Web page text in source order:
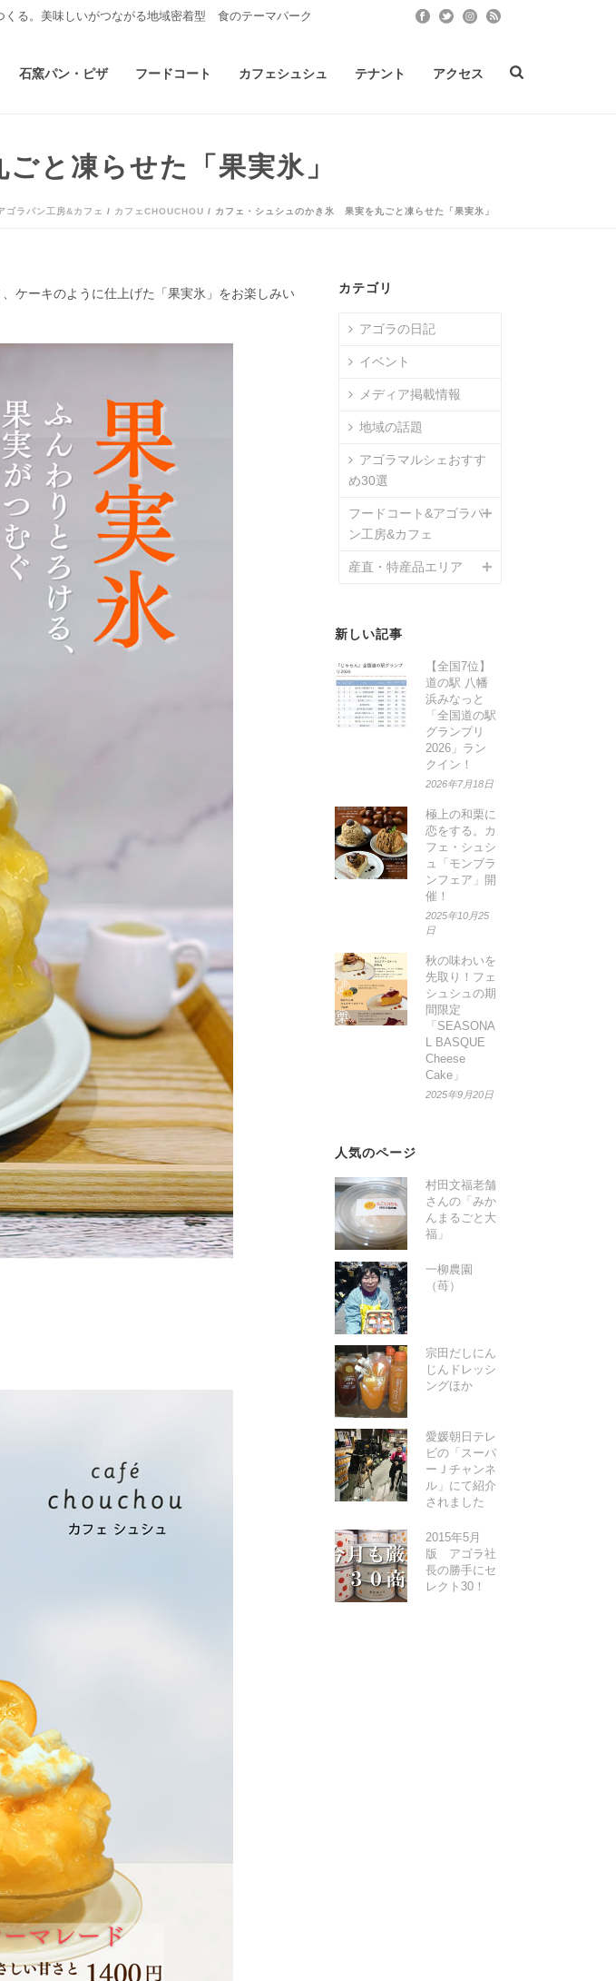
る。美味しいがつながる地域密着型 食のテーマパーク
石窯パン・ピザ フードコート カフェシュシュ テナント アクセス
と凍らせた「果実氷」
ゴラパン工房&カフェ / カフェCHOUCHOU / カフェ・シュシュのかき氷 果実を丸ごと凍らせた「果実氷」
ケーキのように仕上げた「果実氷」をお楽しみい
カテゴリ
アゴラの日記
イベント
メディア掲載情報
地域の話題
アゴラマルシェおすす
め30選
フードコート&アゴラパ
ン工房&カフェ
産直・特産品エリア
新しい記事
【全国7位】
道の駅 八幡
浜みなっと
「全国道の駅
グランプリ
2026」ラン
クイン！
2026年7月18日
極上の和栗に
恋をする。カ
フェ・シュシ
ュ「モンブラ
ンフェア」開
催！
2025年10月25
日
秋の味わいを
先取り！フェ
シュシュの期
間限定
「SEASONA
L BASQUE
Cheese
Cake」
2025年9月20日
人気のページ
村田文福老舗
さんの「みか
んまるごと大
福」
一柳農園
（苺）
宗田だしにん
じんドレッシ
ングほか
愛媛朝日テレ
ビの「スーパ
ーＪチャンネ
ル」にて紹介
されました
2015年5月
版 アゴラ社
長の勝手にセ
レクト30！